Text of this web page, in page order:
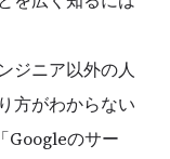
ジニア以外の人
方がわからない
Googleのサー